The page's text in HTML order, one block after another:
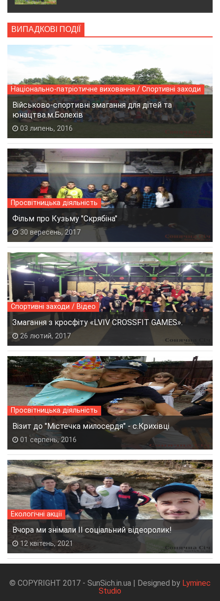
ВИПАДКОВІ ПОДІЇ
Національно-патріотичне виховання / Спортивні заходи
Військово-спортивні змагання для дітей та
юнацтва.м.Болехів
03 липень, 2016
Просвітницька діяльність
Фільм про Кузьму "Скрябіна"
30 вересень, 2017
Спортивні заходи / Відео
Змагання з кросфіту «LVIV CROSSFIT GAMES».
26 лютий, 2017
Просвітницька діяльність
Візит до "Містечка милосердя" - с.Крихівці
01 серпень, 2016
Екологічні акції
Вчора ми знімали ІІ соціальний відеоролик!
12 квітень, 2021
© COPYRIGHT 2017 - SunSich.in.ua | Designed by Lyminec
Studio